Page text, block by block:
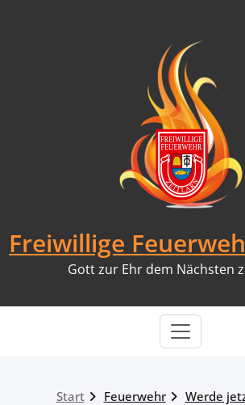
Freiwillige
Gott zur Ehr dem Nächsten
Start Feuerwehr Werde